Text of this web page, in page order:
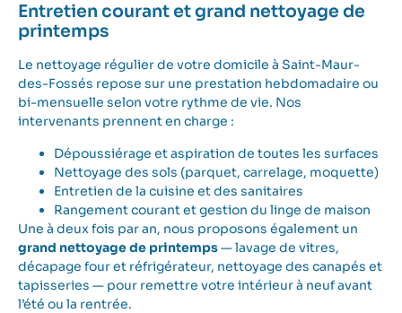
Entretien courant et grand nettoyage de
printemps
Le nettoyage régulier de votre domicile à Saint-Maur-
des-Fossés repose sur une prestation hebdomadaire ou
bi-mensuelle selon votre rythme de vie. Nos
intervenants prennent en charge :
Dépoussiérage et aspiration de toutes les surfaces
Nettoyage des sols (parquet, carrelage, moquette)
Entretien de la cuisine et des sanitaires
Rangement courant et gestion du linge de maison
Une à deux fois par an, nous proposons également un
grand nettoyage de printemps— lavage de vitres,
décapage four et réfrigérateur, nettoyage des canapés et
tapisseries — pour remettre votre intérieur à neuf avant
l’été ou la rentrée.